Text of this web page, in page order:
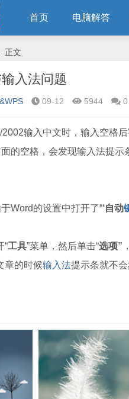
首页 电脑解答
正文
入法问题
09-12 5944 0
输入中文时，输入空格
的空格，会发现输入法提
的设置中打开了“‘自动
“工具”菜单，然后单击“选项”
章的时候输入法提示条就不会